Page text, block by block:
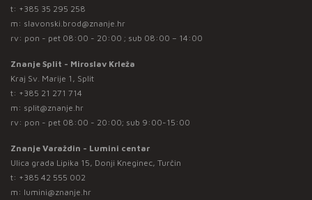
t: +385 35 295 258
m: slavonski.brod@znanje.hr
rv: pon - pet 08:00 - 20:00 ; sub 08:00 – 14:00
Znanje Split - Miroslav Krleža
Kraj Sv. Marije 1, Split
t: +385 21 271 714
m: split@znanje.hr
rv: pon - pet 08:00 - 20:00; sub 9:00-15:00
Znanje Varaždin - Lumini centar
Ulica grada Lipika 15, Donji Kneginec, Turčin
t: +385 42 555 002
m: lumini@znanje.hr